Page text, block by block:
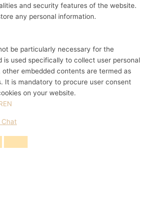
and security features of the website.
any personal information.
be particularly necessary for the
is used specifically to collect user personal
embedded contents are termed as
It is mandatory to procure user consent
on your website.